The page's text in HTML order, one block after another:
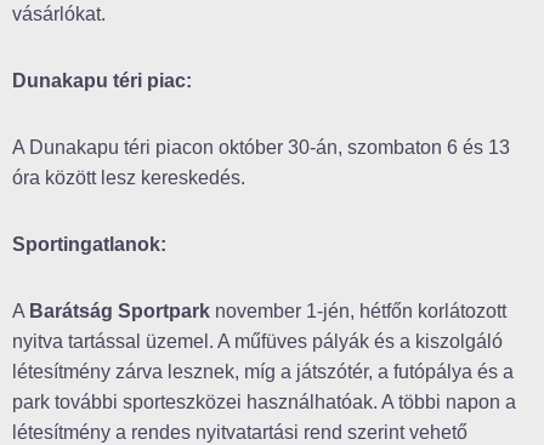
vásárlókat.
Dunakapu téri piac:
A Dunakapu téri piacon október 30-án, szombaton 6 és 13
óra között lesz kereskedés.
Sportingatlanok:
A Barátság Sportpark november 1-jén, hétfőn korlátozott
nyitva tartással üzemel. A műfüves pályák és a kiszolgáló
létesítmény zárva lesznek, míg a játszótér, a futópálya és a
park további sporteszközei használhatóak. A többi napon a
létesítmény a rendes nyitvatartási rend szerint vehető